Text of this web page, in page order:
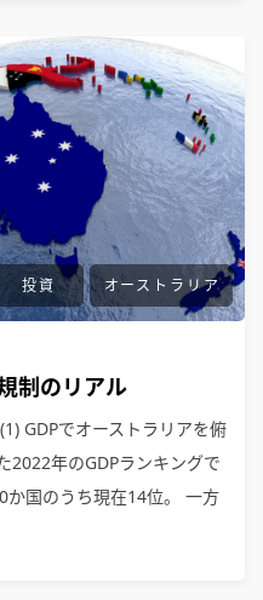
投資 オーストラリア
制のリアル
GDPでオーストラリアを俯
2022年のGDPランキングで
か国のうち現在14位。 一方